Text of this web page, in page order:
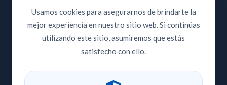
EXT. 414
33 3810 9353|33 3810 8420
CENTRO PLAZA:
Usamos cookies para asegurarnos de brindarte la
mejor experiencia en nuestro sitio web. Si continúas
utilizando este sitio, asumiremos que estás
satisfecho con ello.